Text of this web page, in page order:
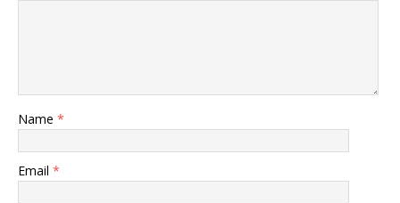
Name *
Email *